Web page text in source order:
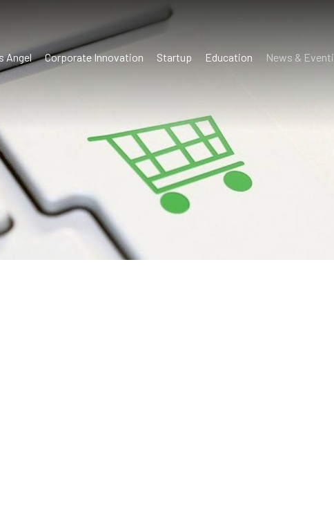
Angel Corporate Innovation Startup Education News & Eventi